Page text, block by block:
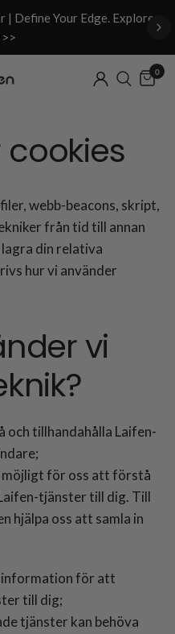
| Define Your Edge. Explore
0
cookies
webb-beacons, skript,
från tid till annan
din relativa
hur vi använder
vi
tillhandahålla Laifen-
möjligt för oss att förstå
tjänster till dig. Till
hjälpa oss att samla in
för att
till dig;
tjänster kan behöva